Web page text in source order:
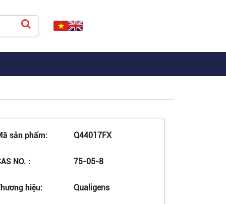
sản phẩm: Q44017FX
NO. : 75-05-8
hiệu: Qualigens